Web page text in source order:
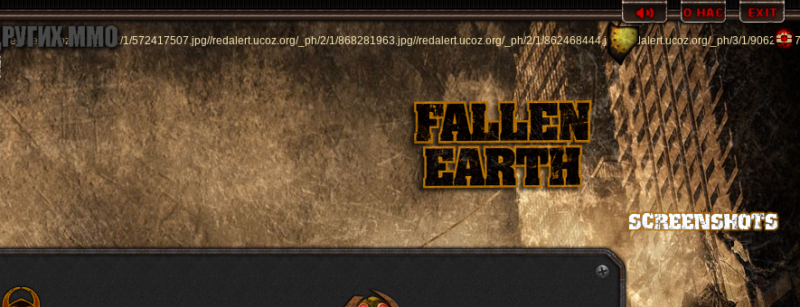
//redalert.ucoz.org/_ph/2/1/572417507.jpg//redalert.ucoz.org/_ph/2/1/868281963.jpg//redalert.ucoz.org/_ph/2/1/862468444.jpg//redalert.ucoz.org/_ph/3/1/